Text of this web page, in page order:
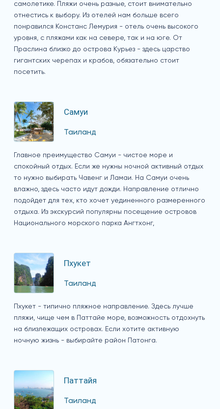
самолетике. Пляжи очень разные, стоит внимательно
отнестись к выбору. Из отелей нам больше всего
понравился Констанс Лемурия - отель очень высокого
уровня, с пляжами как на севере, так и на юге. От
Праслина близко до острова Курьез - здесь царство
гигантских черепах и крабов, обязательно стоит
посетить.
Самуи
Таиланд
Главное преимущество Самуи - чистое море и
спокойный отдых. Если же нужны ночной активный отдых
то нужно выбирать Чавенг и Ламаи. На Самуи очень
влажно, здесь часто идут дожди. Направление отлично
подойдет для тех, кто хочет уединенного размеренного
отдыха. Из экскурсий популярны посещение островов
Национального морского парка Ангтхонг,
Пхукет
Таиланд
Пхукет - типично пляжное направление. Здесь лучше
пляжи, чище чем в Паттайе море, возможность отдохнуть
на близлежащих островах. Если хотите активную
ночную жизнь - выбирайте район Патонга.
Паттайя
Таиланд